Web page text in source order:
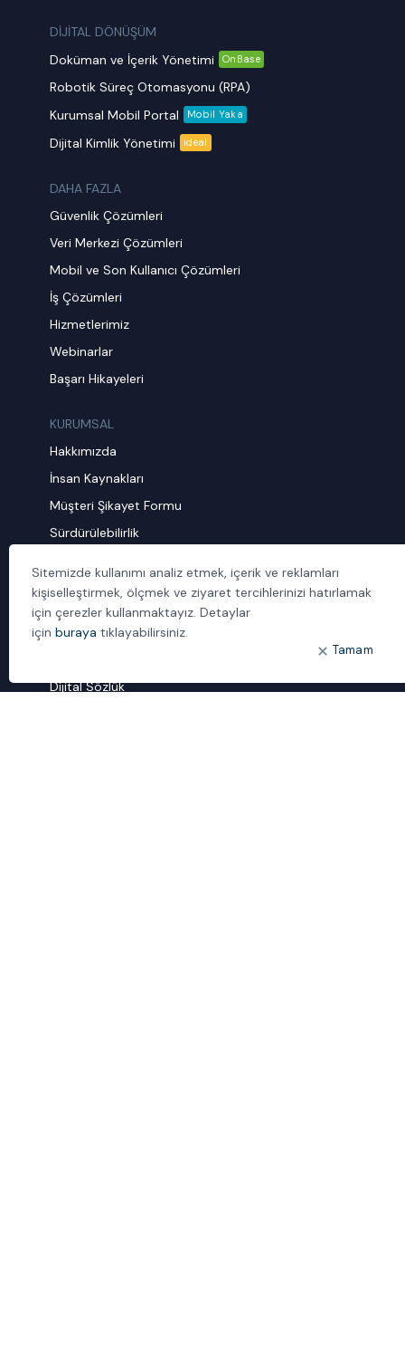
DİJİTAL DÖNÜŞÜM
Doküman ve İçerik Yönetimi
OnBase
Robotik Süreç Otomasyonu (RPA)
Kurumsal Mobil Portal
Mobil Yaka
Dijital Kimlik Yönetimi ideal
DAHA FAZLA
Güvenlik Çözümleri
Veri Merkezi Çözümleri
Mobil ve Son Kullanıcı Çözümleri
İş Çözümleri
Hizmetlerimiz
Webinarlar
Başarı Hikayeleri
KURUMSAL
Hakkımızda
İnsan Kaynakları
Müşteri Şikayet Formu
Sürdürülebilirlik
İletişim
ÖNE ÇIKANLAR
Dijital Sözlük
Sitemizde kullanımı analiz etmek, içerik ve reklamları
kişiselleştirmek, ölçmek ve ziyaret tercihlerinizi hatırlamak
için çerezler kullanmaktayız. Detaylar
için buraya tıklayabilirsiniz.
Tamam